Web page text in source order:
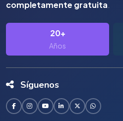
completamente gratuita.
20+
Años
Síguenos